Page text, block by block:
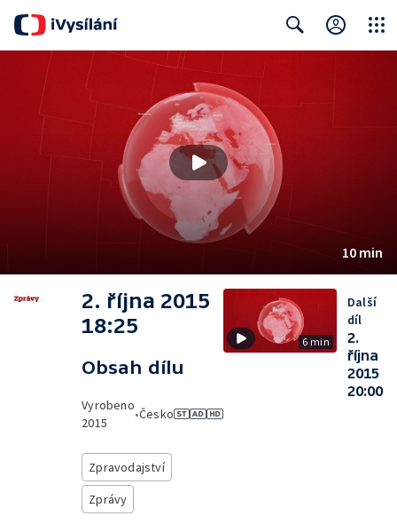
10 min
2. října 2015
18:25
Obsah dílu
Vyrobeno
2015
•Česko
Zpravodajství
Zprávy
6 min
Další
díl
2.
října
2015
20:00